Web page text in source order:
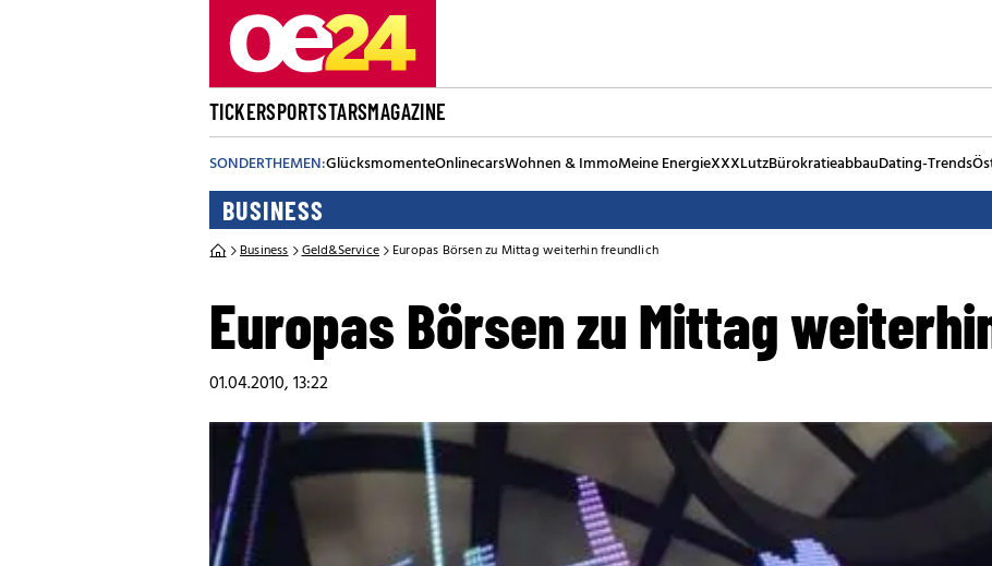
TICKERSPORTSTARSMAGAZINE
SONDERTHEMEN:GlücksmomenteOnlinecarsWohnen & ImmoMeine EnergieXXXLutzBürokratieabbauDating-Trends
BUSINESS
Business Geld&Service Europas Börsen zu Mittag weiterhin freundlich
Europas Börsen zu Mittag
01.04.2010, 13:22